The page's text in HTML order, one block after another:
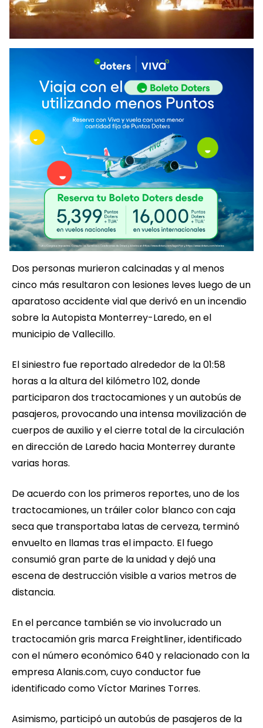
Dos personas murieron calcinadas y al menos
cinco más resultaron con lesiones leves luego de un
aparatoso accidente vial que derivó en un incendio
sobre la Autopista Monterrey-Laredo, en el
municipio de Vallecillo.
El siniestro fue reportado alrededor de la 01:58
horas a la altura del kilómetro 102, donde
participaron dos tractocamiones y un autobús de
pasajeros, provocando una intensa movilización de
cuerpos de auxilio y el cierre total de la circulación
en dirección de Laredo hacia Monterrey durante
varias horas.
De acuerdo con los primeros reportes, uno de los
tractocamiones, un tráiler color blanco con caja
seca que transportaba latas de cerveza, terminó
envuelto en llamas tras el impacto. El fuego
consumió gran parte de la unidad y dejó una
escena de destrucción visible a varios metros de
distancia.
En el percance también se vio involucrado un
tractocamión gris marca Freightliner, identificado
con el número económico 640 y relacionado con la
empresa Alanis.com, cuyo conductor fue
identificado como Víctor Marines Torres.
Asimismo, participó un autobús de pasajeros de la